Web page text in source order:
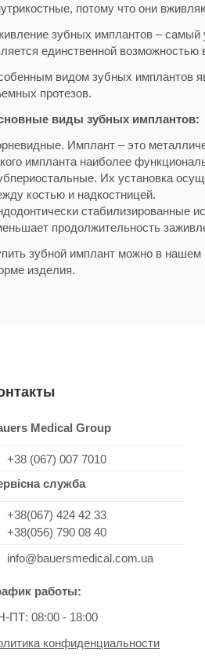
потому что они
зубных имплантов – самый
единственной возможностью
видом зубных имплантов
протезов.
виды зубных имплантов:
Имплант – это
импланта наиболее
Их установка
костью и надкостницей.
стабилизированные
продолжительность
зубной имплант можно в нашем
изделия.
Medical Group
+38 (067) 007 7010
служба
+38(067) 424 42 33
+38(056) 790 08 40
info@bauersmedical.com.ua
работы:
ПТ: 08:00 - 18:00
конфиденциальности